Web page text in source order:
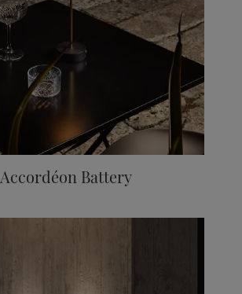
Accordéon Battery